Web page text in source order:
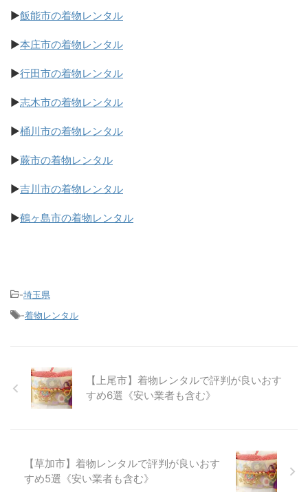
▶飯能市の着物レンタル
▶本庄市の着物レンタル
▶行田市の着物レンタル
▶志木市の着物レンタル
▶桶川市の着物レンタル
▶蕨市の着物レンタル
▶吉川市の着物レンタル
▶鶴ヶ島市の着物レンタル
-埼玉県
-着物レンタル
【上尾市】着物レンタルで評判が良いおす
すめ6選《安い業者も含む》
【草加市】着物レンタルで評判が良いおす
すめ5選《安い業者も含む》